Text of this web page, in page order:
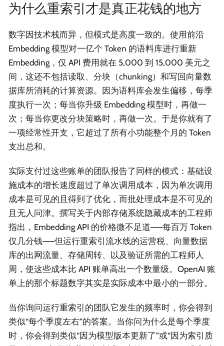
为什么重索引才是真正花钱的地方
数字因技术栈而异，但模式是高度一致的。使用前沿
Embedding 模型对一亿个 Token 的语料库进行重新
Embedding，仅 API 费用就在 5,000 到 15,000 美元之
间，这还不包括读取、分块（chunking）和写回向量数
据库所消耗的计算资源。因为语料库会发生偏移，每季
度执行一次；每当你升级 Embedding 模型时，再做一
次；每当你更改分块策略时，再做一次。于是你就有了
一项经常性开支，它超过了所有小功能整个月的 Token
支出总和。
实际支付过这些账单的团队报告了同样的模式：基础设
施成本的增长速度超过了单次调用成本，因为单次调用
成本是可见的且得到了优化，而批处理成本是不可见的
且无人问津。撰写关于内部存储系统隐藏成本的工程师
指出，Embedding API 的价格微不足道——每百万 Token
仅几分钱——但运行重索引流水线的运营税、向量数据
库的出网流量、存储周转、以及验证所需的工程师人
周，使这些成本比 API 账单高出一个数量级。OpenAI 账
单上的那个标题数字其实是实际成本中最小的一部分。
当你询问运行重索引的团队它发生的频率时，你会得到
类似“每个季度左右”的答案。当你问为什么是每个季度
时，你会得到类似“因为模型版本更新了”或“因为索引质